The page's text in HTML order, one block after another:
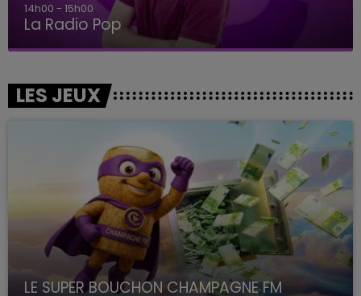
15h00 - 19h00
Le Club Champagne FM
LES JEUX
LE SUPER BOUCHON CHAMPAGNE FM